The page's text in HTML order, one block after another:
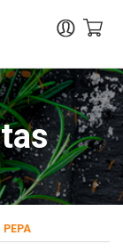
PEPA